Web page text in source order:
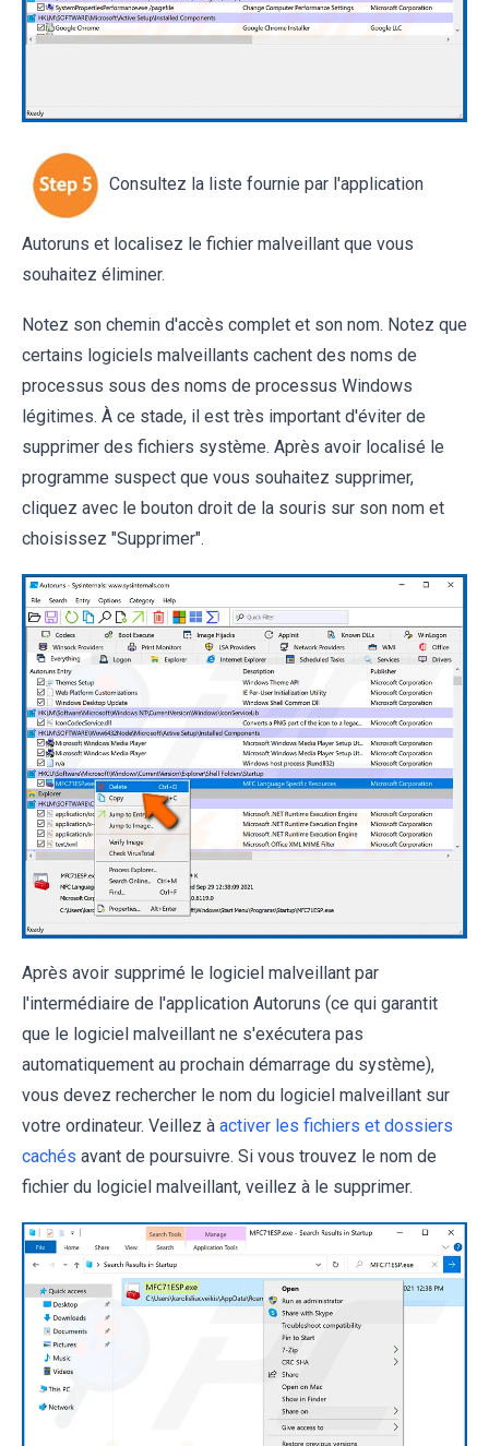
Consultez la liste fournie par l'application
Autoruns et localisez le fichier malveillant que vous
souhaitez éliminer.
Notez son chemin d'accès complet et son nom. Notez que
certains logiciels malveillants cachent des noms de
processus sous des noms de processus Windows
légitimes. À ce stade, il est très important d'éviter de
supprimer des fichiers système. Après avoir localisé le
programme suspect que vous souhaitez supprimer,
cliquez avec le bouton droit de la souris sur son nom et
choisissez "Supprimer".
Après avoir supprimé le logiciel malveillant par
l'intermédiaire de l'application Autoruns (ce qui garantit
que le logiciel malveillant ne s'exécutera pas
automatiquement au prochain démarrage du système),
vous devez rechercher le nom du logiciel malveillant sur
votre ordinateur. Veillez à activer les fichiers et dossiers
cachés avant de poursuivre. Si vous trouvez le nom de
fichier du logiciel malveillant, veillez à le supprimer.